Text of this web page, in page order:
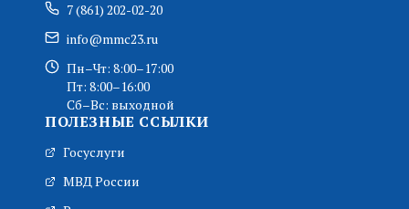
7 (861) 202-02-20
info@mmc23.ru
Пн–Чт: 8:00–17:00
Пт: 8:00–16:00
Сб–Вс: выходной
ПОЛЕЗНЫЕ ССЫЛКИ
Госуслуги
МВД России